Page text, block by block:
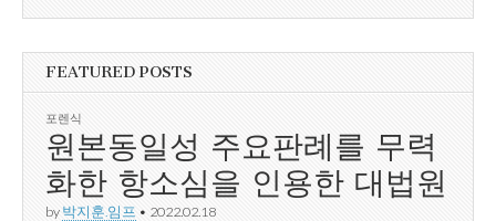
FEATURED POSTS
포렌식
원본동일성 주요판례를 무력
화한 항소심을 인용한 대법원
by 박지훈.임프 • 2022.02.18